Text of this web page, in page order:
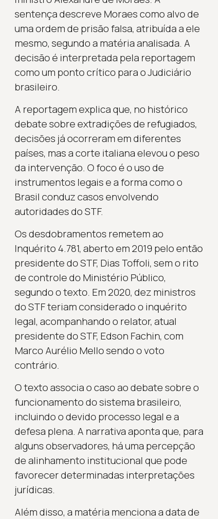
sentença descreve Moraes como alvo de
uma ordem de prisão falsa, atribuída a ele
mesmo, segundo a matéria analisada. A
decisão é interpretada pela reportagem
como um ponto crítico para o Judiciário
brasileiro.
A reportagem explica que, no histórico
debate sobre extradições de refugiados,
decisões já ocorreram em diferentes
países, mas a corte italiana elevou o peso
da intervenção. O foco é o uso de
instrumentos legais e a forma como o
Brasil conduz casos envolvendo
autoridades do STF.
Os desdobramentos remetem ao
Inquérito 4.781, aberto em 2019 pelo então
presidente do STF, Dias Toffoli, sem o rito
de controle do Ministério Público,
segundo o texto. Em 2020, dez ministros
do STF teriam considerado o inquérito
legal, acompanhando o relator, atual
presidente do STF, Edson Fachin, com
Marco Aurélio Mello sendo o voto
contrário.
O texto associa o caso ao debate sobre o
funcionamento do sistema brasileiro,
incluindo o devido processo legal e a
defesa plena. A narrativa aponta que, para
alguns observadores, há uma percepção
de alinhamento institucional que pode
favorecer determinadas interpretações
jurídicas.
Além disso, a matéria menciona a data de